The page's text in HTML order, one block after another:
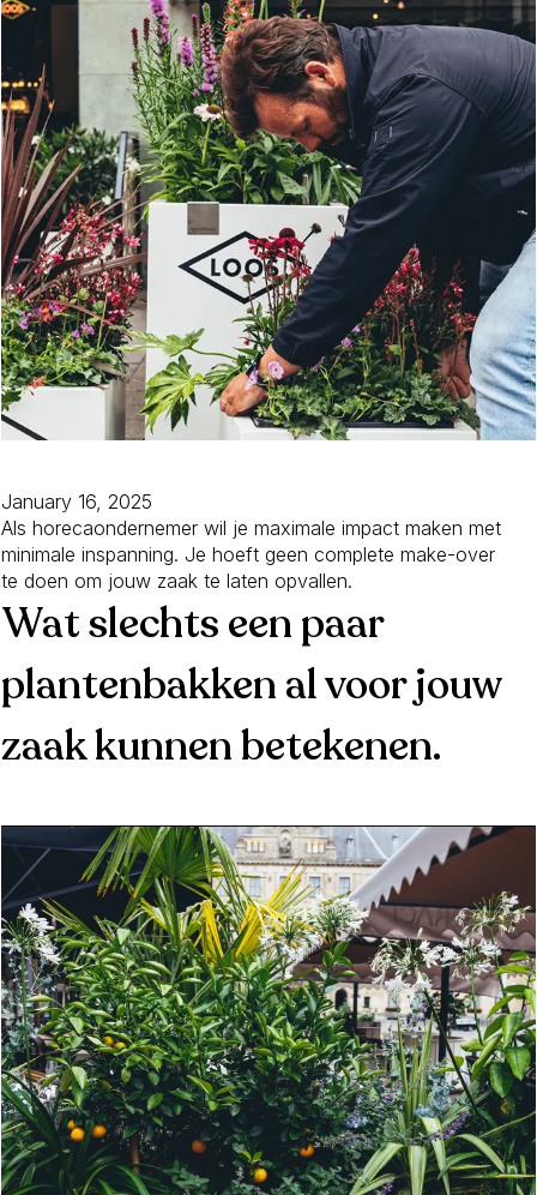
January 16, 2025
Als horecaondernemer wil je maximale impact maken met
minimale inspanning. Je hoeft geen complete make-over
te doen om jouw zaak te laten opvallen.
Wat slechts een paar
plantenbakken al voor jouw
zaak kunnen betekenen.